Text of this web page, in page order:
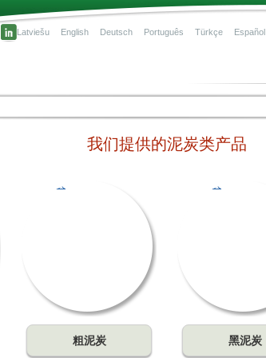
Latviešu English Deutsch Português Türkçe Español
我们提供的泥炭类产品
粗泥炭 黑泥炭